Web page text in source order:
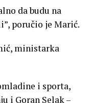
da budu na
poručio je Marić.
ministarka
i sporta,
i Goran Selak –